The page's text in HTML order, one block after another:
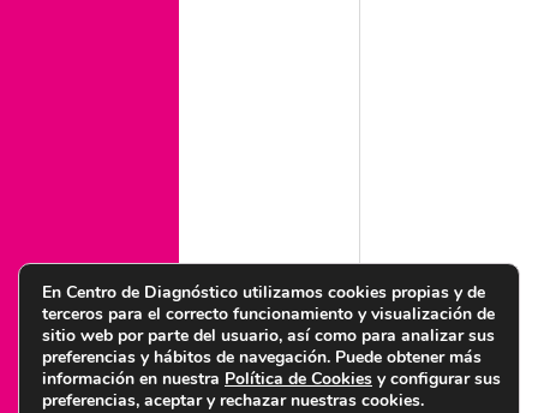
Política de seguridad de la información
En Centro de Diagnóstico utilizamos cookies propias y de
terceros para el correcto funcionamiento y visualización de
sitio web por parte del usuario, así como para analizar sus
preferencias y hábitos de navegación. Puede obtener más
información en nuestra Política de Cookies y configurar sus
preferencias, aceptar y rechazar nuestras cookies.